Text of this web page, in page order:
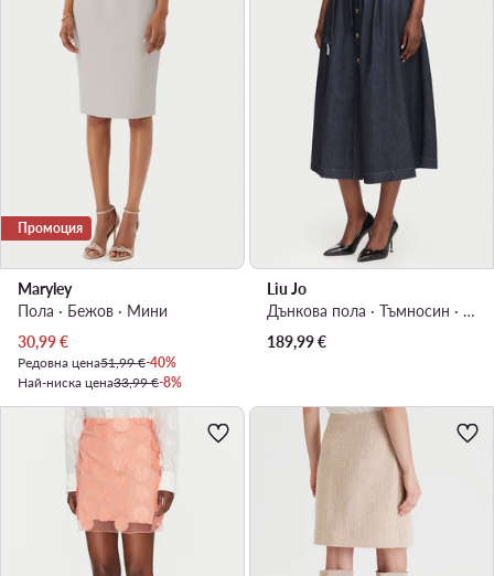
Промоция
Maryley
Пола · Бежов · Мини
Актуална цена
30,99€
Редовна цена51,99 €-40%
Най-ниска цена33,99 €-8%
Liu Jo
Дънкова пола · Тъмносин · Макси
189,99€